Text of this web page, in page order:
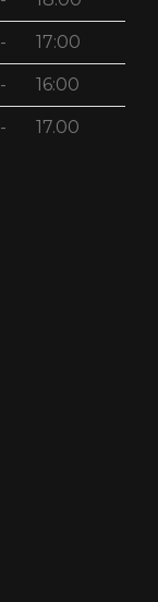
- 17:00
- 16:00
- 17.00